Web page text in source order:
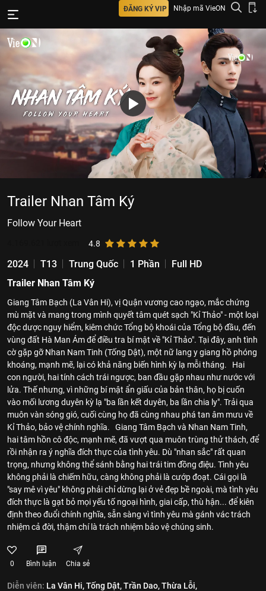
ĐĂNG KÝ VIP Nhập mã VieON
Trailer Nhan Tâm Ký
Follow Your Heart
4.8
2024 T13 Trung Quốc 1 Phần
Full HD
Trailer Nhan Tâm Ký
Giang Tâm Bạch (La Vân Hi), vị Quận vương cao ngạo, mắc chứng
mù mặt và mang trong mình quyết tâm quét sạch "Kỉ Thảo" - một loại
độc dược nguy hiểm, kiêm chức Tổng bộ khoái của Tổng bộ đầu, đến
vùng đất Hà Man Ám để điều tra bí mật về "Kỉ Thảo". Tại đây, anh tình
cờ gặp gỡ Nhan Nam Tinh (Tống Dật), một nữ lang y giang hồ phóng
khoáng, mạnh mẽ, lại có khả năng biến hình kỳ lạ mỗi tháng. Hai
con người, hai tính cách trái ngược, ban đầu gặp nhau như nước với
lửa. Thế nhưng, vì những bí mật ẩn giấu của bản thân, họ bị cuốn
vào mối lương duyên kỳ lạ "ba lần kết duyên, ba lần chia ly". Trải qua
muôn vàn sóng gió, cuối cùng họ đã cùng nhau phá tan âm mưu về
Kỉ Thảo, bảo vệ chính nghĩa. Giang Tâm Bạch và Nhan Nam Tinh,
hai tâm hồn cô độc, mạnh mẽ, đã vượt qua muôn trùng thử thách, để
rồi nhận ra ý nghĩa đích thực của tình yêu. Dù "nhan sắc" rất quan
trọng, nhưng không thể sánh bằng hai trái tim đồng điệu. Tình yêu
không phải là chiếm hữu, càng không phải là cướp đoạt. Cái gọi là
"say mê vì yêu" không phải chỉ dừng lại ở vẻ đẹp bề ngoài, mà tình yêu
đích thực là gạt bỏ mọi yếu tố ngoại hình, giai cấp, thù hận... để kiên
định theo đuổi chính nghĩa, sẵn sàng vì tình yêu mà gánh vác trách
nhiệm cả đời, thậm chí là trách nhiệm bảo vệ chúng sinh.
0 Bình luận Chia sẻ
Diễn viên: La Vân Hi,Tống Dật,Trần Dao,Thừa Lỗi,